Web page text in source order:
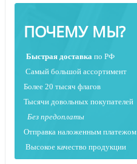
ПОЧЕМУ МЫ?
Быстрая доставка по РФ
Самый большой ассортимент
Более 20 тысяч флагов
Тысячи довольных покупателей
Без предоплаты
Отправка наложенным платежом
Высокое качество продукции